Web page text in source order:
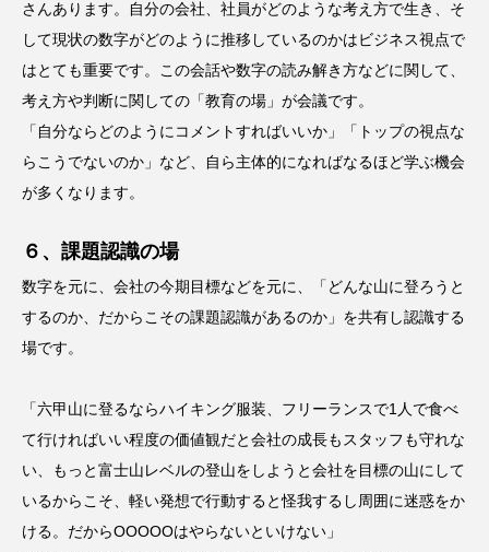
さんあります。自分の会社、社員がどのような考え方で生き、そ
して現状の数字がどのように推移しているのかはビジネス視点で
はとても重要です。この会話や数字の読み解き方などに関して、
考え方や判断に関しての「教育の場」が会議です。
「自分ならどのようにコメントすればいいか」「トップの視点な
らこうでないのか」など、自ら主体的になればなるほど学ぶ機会
が多くなります。
６、課題認識の場
数字を元に、会社の今期目標などを元に、「どんな山に登ろうと
するのか、だからこその課題認識があるのか」を共有し認識する
場です。
「六甲山に登るならハイキング服装、フリーランスで1人で食べ
て行ければいい程度の価値観だと会社の成長もスタッフも守れな
い、もっと富士山レベルの登山をしようと会社を目標の山にして
いるからこそ、軽い発想で行動すると怪我するし周囲に迷惑をか
ける。だからOOOOOはやらないといけない」